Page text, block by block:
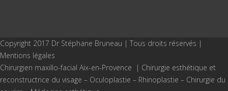
Copyright 2017 Dr Stéphane Bruneau | Tous droits réservés |
Mentions légales
Chirurgien maxillo-facial Aix-en-Provence | Chirurgie esthétique et
reconstructrice du visage – Oculoplastie – Rhinoplastie – Chirurgie du